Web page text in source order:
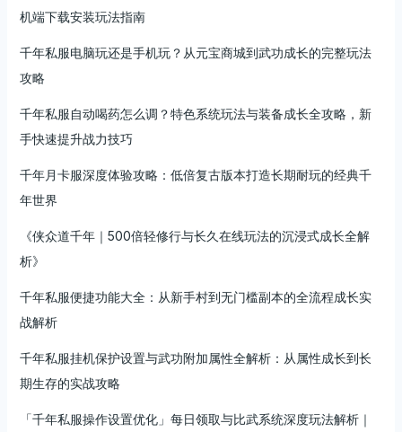
机端下载安装玩法指南
千年私服电脑玩还是手机玩？从元宝商城到武功成长的完整玩法
攻略
千年私服自动喝药怎么调？特色系统玩法与装备成长全攻略，新
手快速提升战力技巧
千年月卡服深度体验攻略：低倍复古版本打造长期耐玩的经典千
年世界
《侠众道千年｜500倍轻修行与长久在线玩法的沉浸式成长全解
析》
千年私服便捷功能大全：从新手村到无门槛副本的全流程成长实
战解析
千年私服挂机保护设置与武功附加属性全解析：从属性成长到长
期生存的实战攻略
「千年私服操作设置优化」每日领取与比武系统深度玩法解析｜